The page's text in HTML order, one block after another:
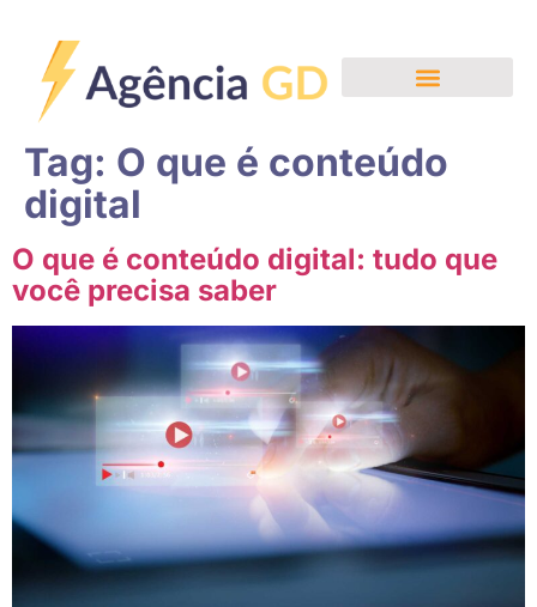
Tag: O que é conteúdo
digital
O que é conteúdo digital: tudo que
você precisa saber